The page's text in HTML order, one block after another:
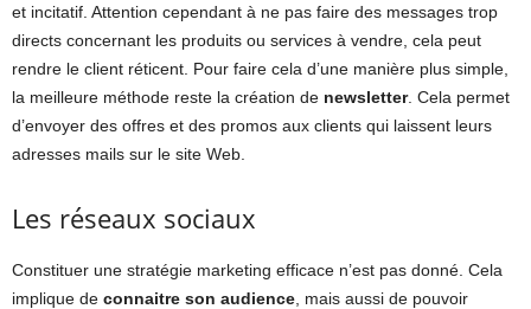
et incitatif. Attention cependant à ne pas faire des messages trop
directs concernant les produits ou services à vendre, cela peut
rendre le client réticent. Pour faire cela d’une manière plus simple,
la meilleure méthode reste la création de newsletter. Cela permet
d’envoyer des offres et des promos aux clients qui laissent leurs
adresses mails sur le site Web.
Les réseaux sociaux
Constituer une stratégie marketing efficace n’est pas donné. Cela
implique de connaitre son audience , mais aussi de pouvoir